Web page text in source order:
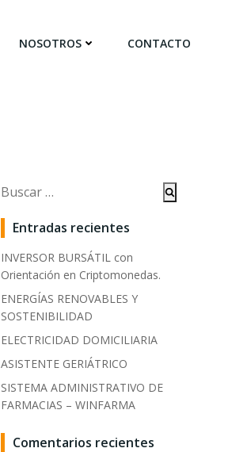
NOSOTROS CONTACTO
Buscar:
Entradas recientes
INVERSOR BURSÁTIL con
Orientación en Criptomonedas.
ENERGÍAS RENOVABLES Y
SOSTENIBILIDAD
ELECTRICIDAD DOMICILIARIA
ASISTENTE GERIÁTRICO
SISTEMA ADMINISTRATIVO DE
FARMACIAS – WINFARMA
Comentarios recientes